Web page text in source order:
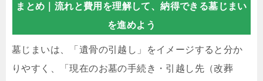
まとめ｜ 流れと費用を理解して、納得できる墓じまい
を進めよう
墓じまいは、「遺骨の引越し」をイメージすると分か
りやすく、「現在のお墓の手続き・引越し先（改葬